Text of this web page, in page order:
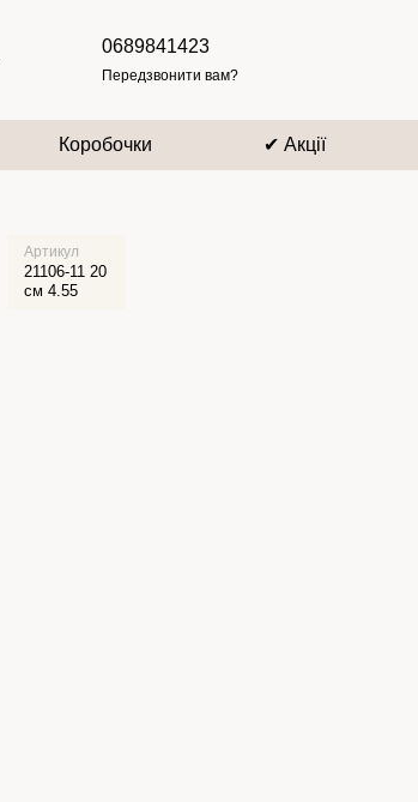
0689841423
Передзвонити вам?
Коробочки ✔ Акції
Артикул
21106-11 20
см 4.55